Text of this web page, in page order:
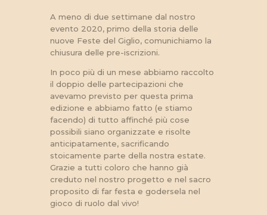
A meno di due settimane dal nostro
evento 2020, primo della storia delle
nuove Feste del Giglio, comunichiamo la
chiusura delle pre-iscrizioni.
In poco più di un mese abbiamo raccolto
il doppio delle partecipazioni che
avevamo previsto per questa prima
edizione e abbiamo fatto (e stiamo
facendo) di tutto affinché più cose
possibili siano organizzate e risolte
anticipatamente, sacrificando
stoicamente parte della nostra estate.
Grazie a tutti coloro che hanno già
creduto nel nostro progetto e nel sacro
proposito di far festa e godersela nel
gioco di ruolo dal vivo!